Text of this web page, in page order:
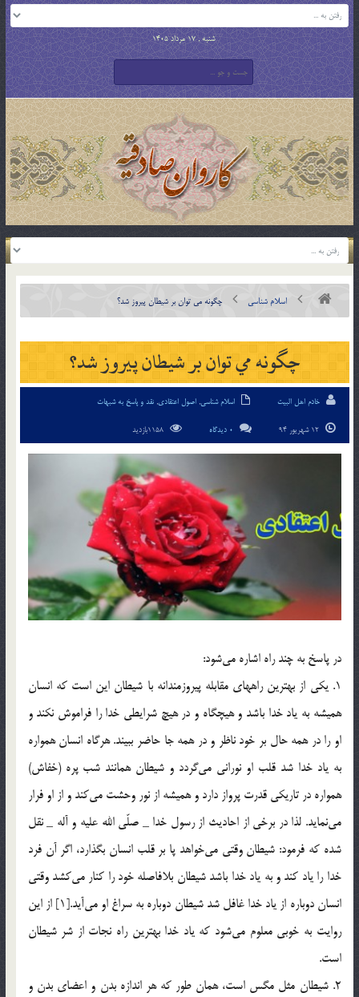
شنبه , 17 مرداد 1405
اسلام شناسی چگونه مي توان بر شيطان پيروز شد؟
چگونه مي توان بر شيطان پيروز شد؟
خادم اهل البیت اسلام شناسی, اصول اعتقادی, نقد و پاسخ به شبهات
0 دیدگاه
در پاسخ به چند راه اشاره مي‎شود:
1. يكي از بهترين راههاي مقابله پيروزمندانه با شيطان اين است كه انسان
هميشه به ياد خدا باشد و هيچگاه و در هيچ شرايطي خدا را فراموش نكند و
او را در همه حال بر خود ناظر و در همه جا حاضر ببيند. هرگاه انسان همواره
به ياد خدا شد قلب او نوراني مي‎گردد و شيطان همانند شب پره (خفاش)
همواره در تاريكي قدرت پرواز دارد و هميشه از نور وحشت مي‎كند و از او فرار
مي‎نمايد. لذا در برخي از احاديث از رسول خدا _ صلّي الله عليه و آله _ نقل
شده كه فرمود: شيطان وقتي مي‎خواهد پا بر قلب انسان بگذارد، اگر آن فرد
خدا را ياد كند و به ياد خدا باشد شيطان بلافاصله خود را كنار مي‎كشد وقتي
انسان دوباره از ياد خدا غافل شد شيطان دوباره به سراغ او مي‎آيد.[1] از اين
روايت به خوبي معلوم مي‎شود كه ياد خدا بهترين راه نجات از شر شيطان
است.
2. شيطان مثل مگس است، همان طور كه هر اندازه بدن و اعضاي بدن و